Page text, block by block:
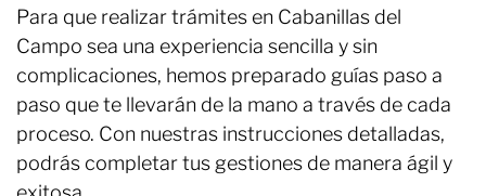
Para que realizar trámites en Cabanillas del
Campo sea una experiencia sencilla y sin
complicaciones, hemos preparado guías paso a
paso que te llevarán de la mano a través de cada
proceso. Con nuestras instrucciones detalladas,
podrás completar tus gestiones de manera ágil y